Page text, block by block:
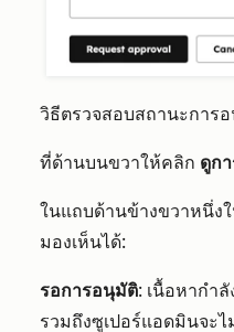
วิธีตรวจสอบสถานะการ
ที่ด้านบนขวาให้คลิก ดูก
ในแถบด้านข้างขวาหนึ่ง
มองเห็นได้:
รอการอนุมัติ: เนื้อหากำ
รวมถึงซูเปอร์แอดมินจะ